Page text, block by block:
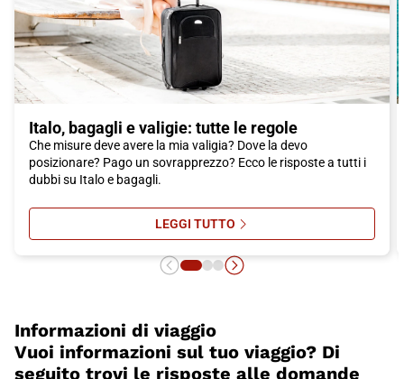
rilassante e splendide viste panoramiche sulla città.
In conclusione, Vicenza è una città che offre una vasta gamma
di attrazioni culturali, artistiche e culinarie. Grazie ai treni Italo,
raggiungere questa splendida città sarà facile e comodo.
Prenota ora il tuo biglietto Italo e scopri tutto ciò che Vicenza
ha da offrire!
Italo, bagagli e valigie: tutte le regole
Che misure deve avere la mia valigia? Dove la devo
posizionare? Pago un sovrapprezzo? Ecco le risposte a tutti i
dubbi su Italo e bagagli.
LEGGI TUTTOSU ITALO, BAGAGLI E VALIGIE:
Informazioni di viaggio
Vuoi informazioni sul tuo viaggio? Di
seguito trovi le risposte alle domande